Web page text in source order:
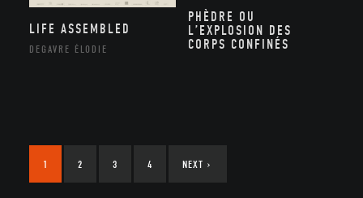
LIFE ASSEMBLED
DEGAVRE ÉLODIE
PHÈDRE OU
L’EXPLOSION DES
CORPS CONFINÉS
1 2 3 4 NEXT ›